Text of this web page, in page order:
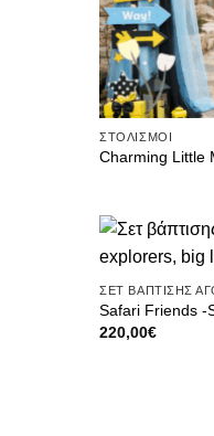
ΣΤΟΛΙΣΜΟΙ
Charming Little
ΣΕΤ ΒΑΠΤΙΣΗΣ
Safari Friends -
220,00€